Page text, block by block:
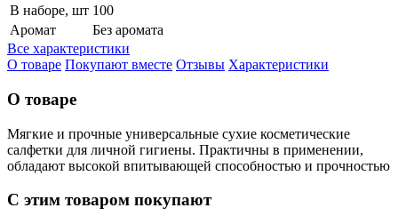
В наборе, шт 100
Аромат
Без аромата
Все характеристики
О товаре Покупают вместе Отзывы Характеристики
О товаре
Мягкие и прочные универсальные сухие косметические
салфетки для личной гигиены. Практичны в применении,
обладают высокой впитывающей способностью и прочностью
С этим товаром покупают